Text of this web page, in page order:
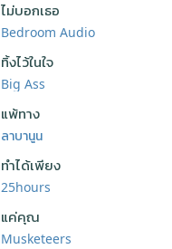
ไม่บอกเธอ
Bedroom Audio
ทิ้งไว้ในใจ
Big Ass
แพ้ทาง
ลาบานูน
ทำได้เพียง
25hours
แค่คุณ
Musketeers